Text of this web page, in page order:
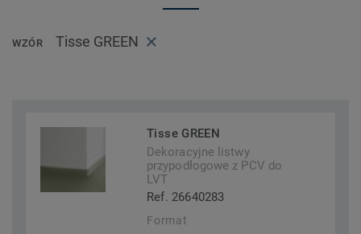
WZÓR Tisse GREEN
Tisse GREEN
Dekoracyjne listwy
przypodłogowe z PCV do
LVT
Ref. 26640283
Format